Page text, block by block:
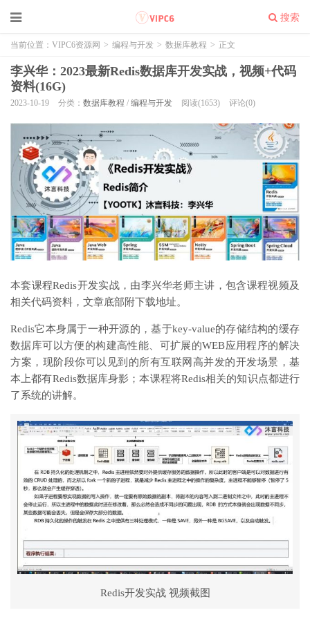
搜索
当前位置： VIPC6资源网 > 编程与开发 > 数据库教程 > 正文
李兴华：2023最新Redis数据库开发实战，视频+代码
资料(16G)
2023-10-19 分类： 数据库教程 / 编程与开发 阅读(1653) 评论(0)
本套课程Redis开发实战，由李兴华老师主讲，包含课程视频及
相关代码资料，文章底部附下载地址。
Redis它本身属于一种开源的，基于key-value的存储结构的缓存
数据库可以方便的构建高性能、可扩展的WEB应用程序的解决
方案，现阶段你可以见到的所有互联网高并发的开发场景，基
本上都有Redis数据库身影；本课程将Redis相关的知识点都进行
了系统的讲解。
Redis开发实战 视频截图